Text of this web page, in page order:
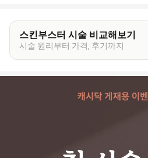
스킨부스터 시술 비교해보기
시술 원리부터 가격, 후기까지